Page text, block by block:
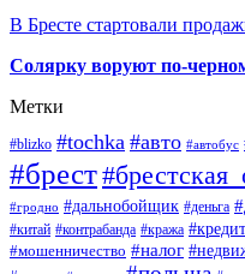
В Бресте стартовали
Солярку воруют по-
Метки
#blizko #tochka #авто #автобус
#брест
#гродно #дальнобойщик #деньга
#китай #контрабанда #кража #кредит
#мошенничество #налог